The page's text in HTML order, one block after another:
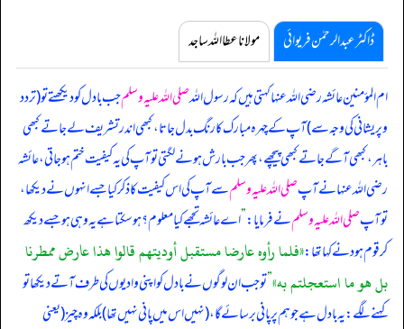
ڈاکٹر عبدالرحمٰن فریوائی مولانا عطا اللہ ساجد
ام المؤمنین عائشہ رضی اللہ عنہا کہتی ہیں کہرسول اللہصلی اللہ علیہ وسلمجب بادل کو دیکھتے تو (تردد
و پریشانی کی وجہ سے) آپ کے چہرہ مبارک کا رنگ بدل جاتا، کبھی اندر تشریف لے جاتے کبھی
باہر، کبھی آگے جاتے کبھی پیچھے، پھر جب بارش ہونے لگتی تو آپ کی یہ کیفیت ختم ہو جاتی، عائشہ
رضی اللہ عنہا نے آپصلی اللہ علیہ وسلمسے آپ کی اس کیفیت کا ذکر کیا جسے انہوں نے دیکھا،
تو آپصلی اللہ علیہ وسلمنے فرمایا:”اے عائشہ تجھے کیا معلوم؟ ہو سکتا ہے یہ وہی ہو جسے دیکھ
کر قوم ہود نے کہا تھا:«فلما رأوه عارضا مستقبل أوديتهم قالوا هذا عارض ممطرنا
بل هو ما استعجلتم به»”تو جب ان لوگوں نے بادل کو اپنی وادیوں کی طرف آتے دیکھا تو
کہنے لگے: یہ بادل ہے جو ہم پر پانی برسائے گا، (نہیں اس میں پانی نہیں تھا) بلکہ وہ چیز (یعنی